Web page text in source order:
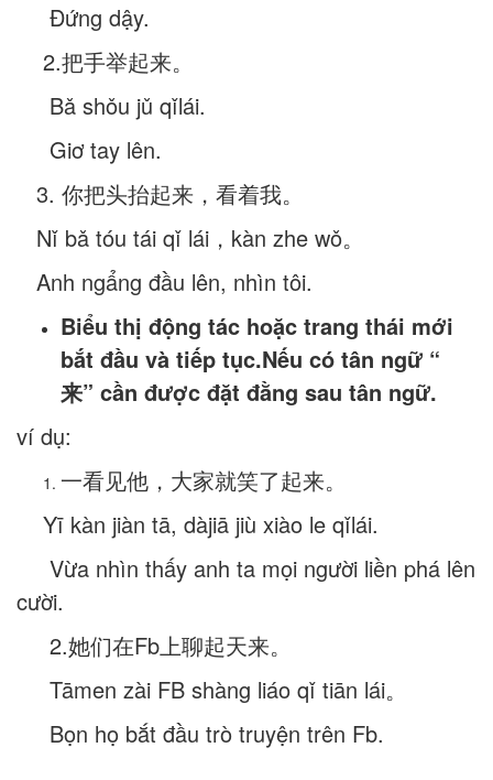
Đứng dậy.
2.把手举起来。
Bǎ shǒu jǔ qǐlái.
Giơ tay lên.
3. 你把头抬起来，看着我。
Nǐ bǎ tóu tái qǐ lái，kàn zhe wǒ。
Anh ngẩng đầu lên, nhìn tôi.
Biểu thị động tác hoặc trang thái mới
bắt đầu và tiếp tục.Nếu có tân ngữ “
来” cần được đặt đằng sau tân ngữ.
ví dụ:
一看见他，大家就笑了起来。
Yī kàn jiàn tā, dàjiā jiù xiào le qǐlái.
Vừa nhìn thấy anh ta mọi người liền phá lên
cười.
2.她们在Fb上聊起天来。
Tāmen zài FB shàng liáo qǐ tiān lái。
Bọn họ bắt đầu trò truyện trên Fb.